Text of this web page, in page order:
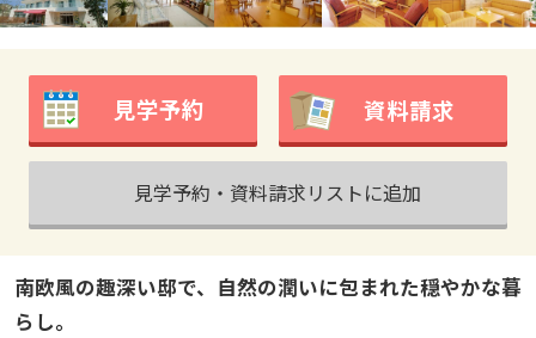
見学予約 資料請求
見学予約・資料請求リストに追加
南欧風の趣深い邸で、自然の潤いに包まれた穏やかな暮
らし。